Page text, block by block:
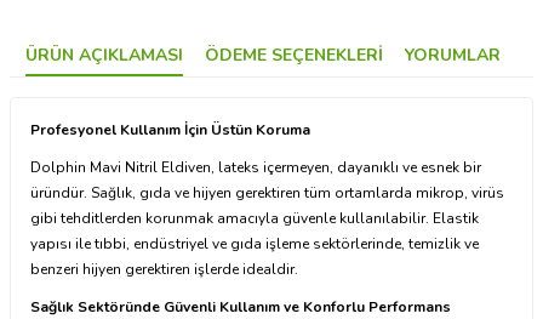
ÜRÜN AÇIKLAMASI ÖDEME SEÇENEKLERI YORUMLAR
Profesyonel Kullanım İçin Üstün Koruma
Dolphin Mavi Nitril Eldiven, lateks içermeyen, dayanıklı ve esnek bir
üründür. Sağlık, gıda ve hijyen gerektiren tüm ortamlarda mikrop, virüs
gibi tehditlerden korunmak amacıyla güvenle kullanılabilir. Elastik
yapısı ile tıbbi, endüstriyel ve gıda işleme sektörlerinde, temizlik ve
benzeri hijyen gerektiren işlerde idealdir.
Sağlık Sektöründe Güvenli Kullanım ve Konforlu Performans